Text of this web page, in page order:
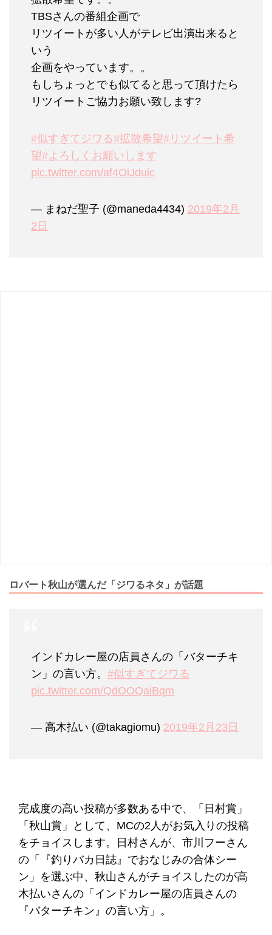
TBSさんの番組企画で
リツイートが多い人がテレビ出演出来ると
いう
企画をやっています。。
もしちょっとでも似てると思って頂けたら
リツイートご協力お願い致します?
#似すぎてジワる#拡散希望#リツイート希
望#よろしくお願いします
pic.twitter.com/af4OiJduic
— まねだ聖子 (@maneda4434) 2019年2月
2日
ロバート秋山が選んだ「ジワるネタ」が話題
インドカレー屋の店員さんの「バターチキ
ン」の言い方。 #似すぎてジワる
pic.twitter.com/QdOOQaiBqm
— 高木払い (@takagiomu) 2019年2月23日
完成度の高い投稿が多数ある中で、「日村賞」
「秋山賞」として、MCの2人がお気入りの投稿
をチョイスします。日村さんが、市川フーさん
の「『釣りバカ日誌』でおなじみの合体シー
ン」を選ぶ中、秋山さんがチョイスしたのが高
木払いさんの「インドカレー屋の店員さんの
『バターチキン』の言い方」。